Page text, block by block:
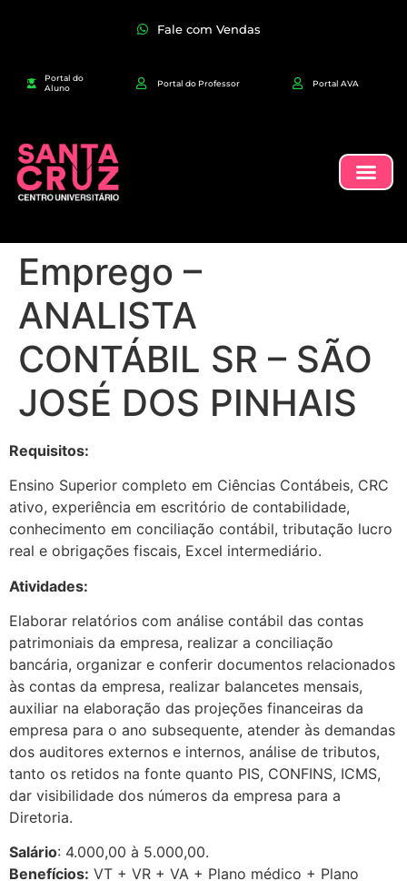
Fale com Vendas
Portal do
Aluno
Portal do Professor Portal AVA
Emprego –
ANALISTA
CONTÁBIL SR – SÃO
JOSÉ DOS PINHAIS
Requisitos:
Ensino Superior completo em Ciências Contábeis, CRC
ativo, experiência em escritório de contabilidade,
conhecimento em conciliação contábil, tributação lucro
real e obrigações fiscais, Excel intermediário.
Atividades:
Elaborar relatórios com análise contábil das contas
patrimoniais da empresa, realizar a conciliação
bancária, organizar e conferir documentos relacionados
às contas da empresa, realizar balancetes mensais,
auxiliar na elaboração das projeções financeiras da
empresa para o ano subsequente, atender às demandas
dos auditores externos e internos, análise de tributos,
tanto os retidos na fonte quanto PIS, CONFINS, ICMS,
dar visibilidade dos números da empresa para a
Diretoria.
Salário: 4.000,00 à 5.000,00.
Benefícios: VT + VR + VA + Plano médico + Plano